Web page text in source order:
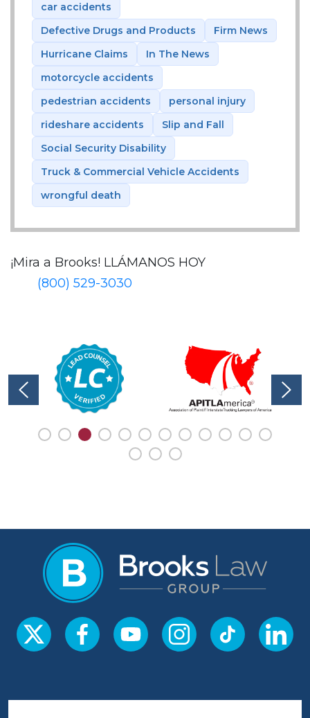
car accidents
Defective Drugs and Products
Firm News
Hurricane Claims
In The News
motorcycle accidents
pedestrian accidents
personal injury
rideshare accidents
Slip and Fall
Social Security Disability
Truck & Commercial Vehicle Accidents
wrongful death
¡Mira a Brooks! LLÁMANOS HOY
(800) 529-3030